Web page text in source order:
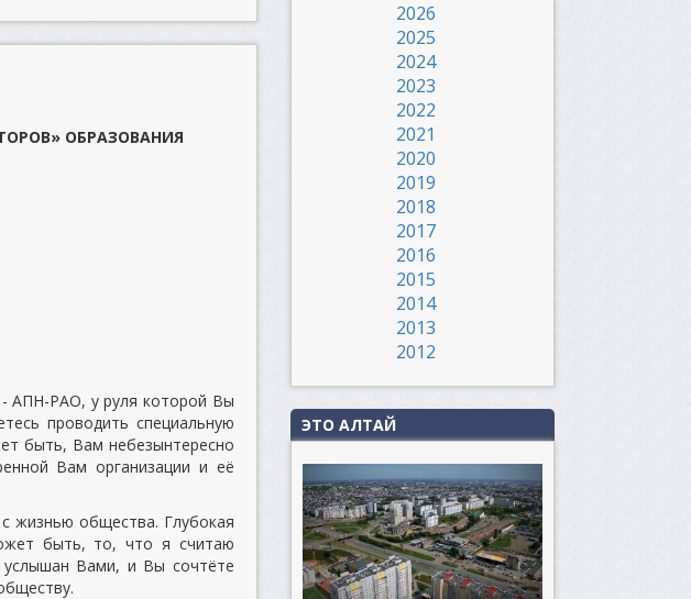
ОБРАЗОВАНИЯ
- АПН-РАО, у руля которой Вы
проводить специальную
быть, Вам небезынтересно
Вам организации и её
жизнью общества. Глубокая
быть, то, что я считаю
услышан Вами, и Вы сочтёте
2026
2025
2024
2023
2022
2021
2020
2019
2018
2017
2016
2015
2014
2013
2012
ЭТО АЛТАЙ